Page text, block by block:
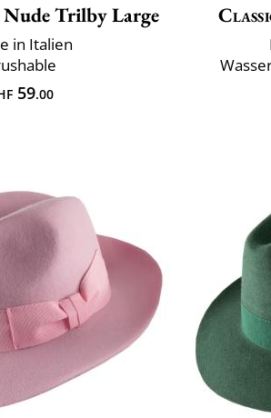
Nude Trilby Large
in Italien
59.00